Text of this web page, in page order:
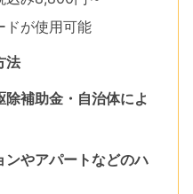
ドが使用可能
法
補助金・自治体によ
やアパートなどのハ